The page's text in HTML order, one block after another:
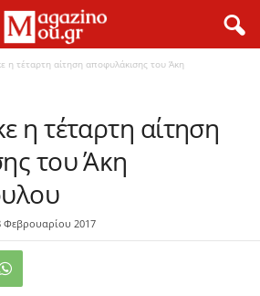
η τέταρτη αίτηση αποφυλάκισης του Άκη
η τέταρτη αίτηση
του Άκη
Φεβρουαρίου 2017